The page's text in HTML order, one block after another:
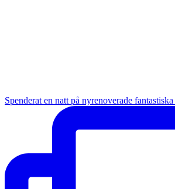
Spenderat en natt på nyrenoverade